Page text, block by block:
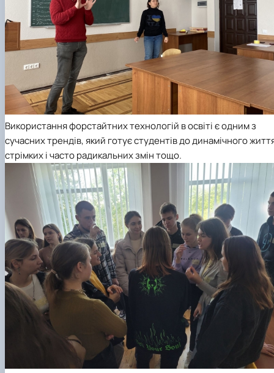
Використання форстайтних технологій в освіті є одним з
сучасних трендів, який готує студентів до динамічного
стрімких і часто радикальних змін тощо.